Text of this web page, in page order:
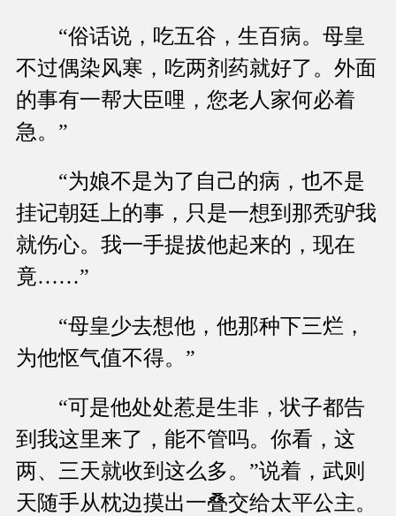
“俗话说，吃五谷，生百病。母皇
不过偶染风寒，吃两剂药就好了。外面
的事有一帮大臣哩，您老人家何必着
急。”
“为娘不是为了自己的病，也不是
挂记朝廷上的事，只是一想到那秃驴我
就伤心。我一手提拔他起来的，现在
竟……”
“母皇少去想他，他那种下三烂，
为他怄气值不得。”
“可是他处处惹是生非，状子都告
到我这里来了，能不管吗。你看，这
两、三天就收到这么多。”说着，武则
天随手从枕边摸出一叠交给太平公主。